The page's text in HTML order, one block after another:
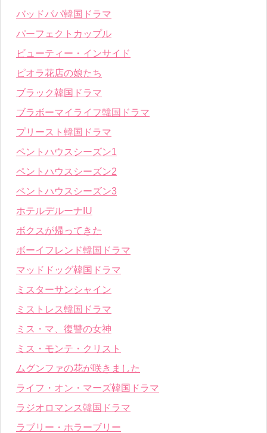
バッドパパ韓国ドラマ
パーフェクトカップル
ビューティー・インサイド
ピオラ花店の娘たち
ブラック韓国ドラマ
ブラボーマイライフ韓国ドラマ
プリースト韓国ドラマ
ペントハウスシーズン1
ペントハウスシーズン2
ペントハウスシーズン3
ホテルデルーナIU
ボクスが帰ってきた
ボーイフレンド韓国ドラマ
マッドドッグ韓国ドラマ
ミスターサンシャイン
ミストレス韓国ドラマ
ミス・マ、復讐の女神
ミス・モンテ・クリスト
ムグンファの花が咲きました
ライフ・オン・マーズ韓国ドラマ
ラジオロマンス韓国ドラマ
ラブリー・ホラーブリー